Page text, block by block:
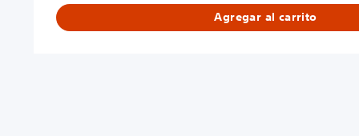
Agregar al carrito